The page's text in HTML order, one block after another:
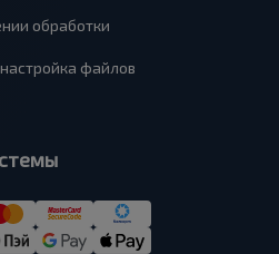
обработки
файлов